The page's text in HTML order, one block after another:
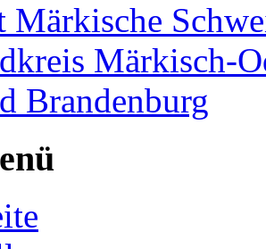
Märkische
Märkisch-
Brandenburg